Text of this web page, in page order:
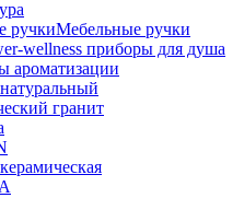
ручкиМебельные ручки
wellness приборы для душа
ароматизации
гранит